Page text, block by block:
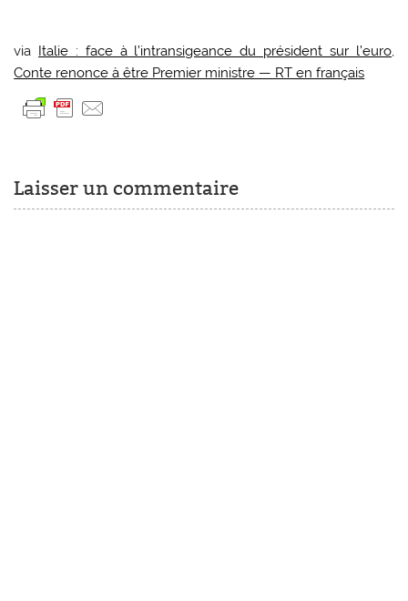
via
Italie : face à l’intransigeance du président sur l’euro,
Conte renonce à être Premier ministre — RT en français
Laisser un commentaire